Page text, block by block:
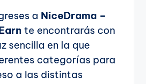
a NiceDrama –
te encontrarás con
sencilla en la que
categorías para
a las distintas